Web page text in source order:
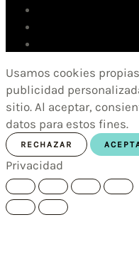
Usamos cookies
publicidad
sitio. Al aceptar,
datos para estos fines.
RECHAZAR
Privacidad